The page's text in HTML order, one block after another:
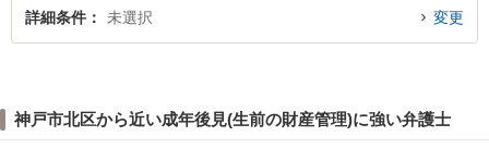
詳細条件 未選択 変更
神戸市北区から近い成年後見(生前の財産管理)に強い弁護士